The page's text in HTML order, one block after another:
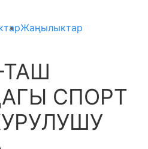
Жаңылыктар
СПОРТ